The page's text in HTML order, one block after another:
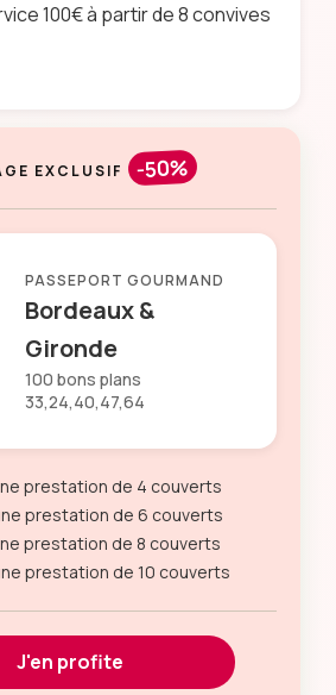
100€ à partir de 8 convives
EXCLUSIF -50%
PASSEPORT GOURMAND
Bordeaux &
Gironde
100 bons plans
33,24,40,47,64
prestation de 4 couverts
prestation de 6 couverts
prestation de 8 couverts
prestation de 10 couverts
J'en profite